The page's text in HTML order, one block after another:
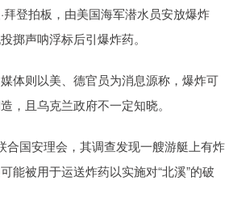
拜登拍板，由美国海军潜水员安放爆炸
掷声呐浮标后引爆炸药。
则以美、德官员为消息源称，爆炸可
，且乌克兰政府不一定知晓。
国安理会，其调查发现一艘游艇上有炸
能被用于运送炸药以实施对“北溪”的破